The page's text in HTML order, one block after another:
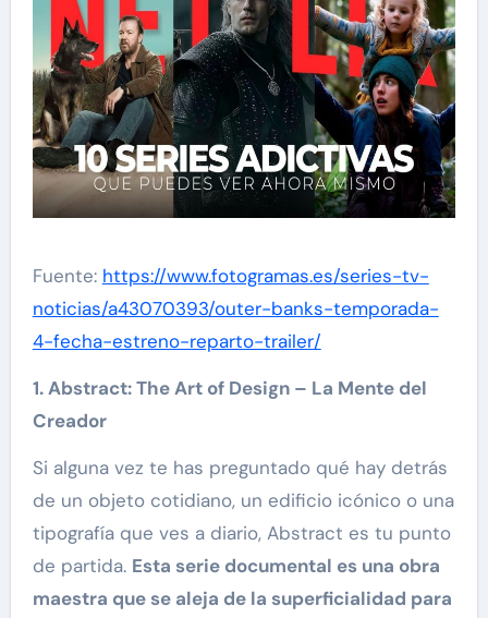
Fuente: https://www.fotogramas.es/series-tv-
noticias/a43070393/outer-banks-temporada-
4-fecha-estreno-reparto-trailer/
1. Abstract: The Art of Design – La Mente del
Creador
Si alguna vez te has preguntado qué hay detrás
de un objeto cotidiano, un edificio icónico o una
tipografía que ves a diario, Abstract es tu punto
de partida. Esta serie documental es una obra
maestra que se aleja de la superficialidad para